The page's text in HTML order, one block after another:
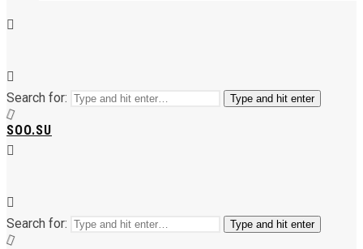
Search for: Type and hit enter
SOO.SU
Search for: Type and hit enter